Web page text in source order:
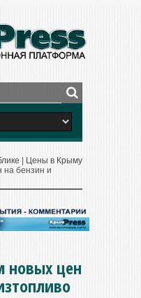
Цены в Крыму
на бензин и
новых цен